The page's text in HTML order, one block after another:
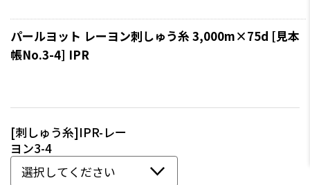
パールヨット レーヨン刺しゅう糸 3,000m×75d [見本
帳No.3-4] IPR
[刺しゅう糸]IPR-レー
ヨン3-4